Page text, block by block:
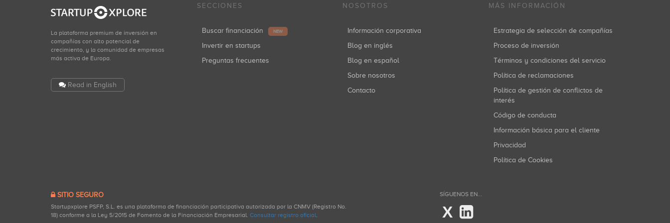
La plataforma premium de inversión en
compañías con alto potencial de
crecimiento, y la comunidad de empresas
más activa de Europa.
Read in English
SECCIONES
Buscar financiación NEW
Invertir en startups
Preguntas frecuentes
NOSOTROS
Información corporativa
Blog en inglés
Blog en español
Sobre nosotros
Contacto
MÁS INFORMACIÓN
Estrategia de selección de compañías
Proceso de inversión
Términos y condiciones del servicio
Política de reclamaciones
Política de gestión de conflictos de
interés
Código de conducta
Información básica para el cliente
Privacidad
Política de Cookies
SITIO SEGURO
Startupxplore PSFP, S.L. es una plataforma de financiación participativa autorizada por la CNMV (Registro No.
18) conforme a la Ley 5/2015 de Fomento de la Financiación Empresarial. Consultar registro oficial.
SÍGUENOS EN...
X